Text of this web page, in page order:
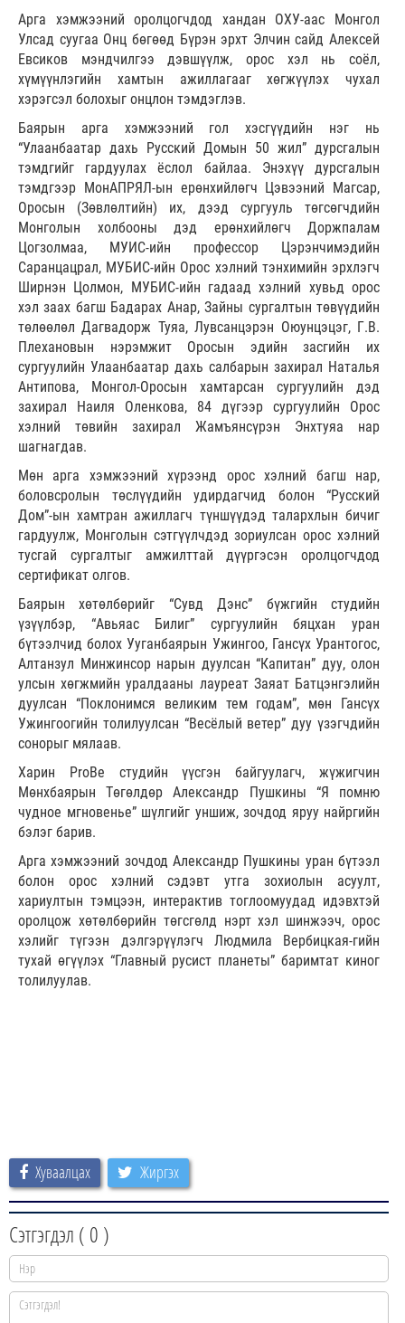
Арга хэмжээний оролцогчдод хандан ОХУ-аас Монгол
Улсад суугаа Онц бөгөөд Бүрэн эрхт Элчин сайд Алексей
Евсиков мэндчилгээ дэвшүүлж, орос хэл нь соёл,
хүмүүнлэгийн хамтын ажиллагааг хөгжүүлэх чухал
хэрэгсэл болохыг онцлон тэмдэглэв.
Баярын арга хэмжээний гол хэсгүүдийн нэг нь
“Улаанбаатар дахь Русский Домын 50 жил” дурсгалын
тэмдгийг гардуулах ёслол байлаа. Энэхүү дурсгалын
тэмдгээр МонАПРЯЛ-ын ерөнхийлөгч Цэвээний Магсар,
Оросын (Зөвлөлтийн) их, дээд сургууль төгсөгчдийн
Монголын холбооны дэд ерөнхийлөгч Доржпалам
Цогзолмаа, МУИС-ийн профессор Цэрэнчимэдийн
Саранцацрал, МУБИС-ийн Орос хэлний тэнхимийн эрхлэгч
Ширнэн Цолмон, МУБИС-ийн гадаад хэлний хувьд орос
хэл заах багш Бадарах Анар, Зайны сургалтын төвүүдийн
төлөөлөл Дагвадорж Туяа, Лувсанцэрэн Оюунцэцэг, Г.В.
Плехановын нэрэмжит Оросын эдийн засгийн их
сургуулийн Улаанбаатар дахь салбарын захирал Наталья
Антипова, Монгол-Оросын хамтарсан сургуулийн дэд
захирал Наиля Оленкова, 84 дүгээр сургуулийн Орос
хэлний төвийн захирал Жамъянсүрэн Энхтуяа нар
шагнагдав.
Мөн арга хэмжээний хүрээнд орос хэлний багш нар,
боловсролын төслүүдийн удирдагчид болон “Русский
Дом”-ын хамтран ажиллагч түншүүдэд талархлын бичиг
гардуулж, Монголын сэтгүүлчдэд зориулсан орос хэлний
тусгай сургалтыг амжилттай дүүргэсэн оролцогчдод
сертификат олгов.
Баярын хөтөлбөрийг “Сувд Дэнс” бүжгийн студийн
үзүүлбэр, “Авьяас Билиг” сургуулийн бяцхан уран
бүтээлчид болох Ууганбаярын Ужингоо, Гансүх Урантогос,
Алтанзул Минжинсор нарын дуулсан “Капитан” дуу, олон
улсын хөгжмийн уралдааны лауреат Заяат Батцэнгэлийн
дуулсан “Поклонимся великим тем годам”, мөн Гансүх
Ужингоогийн толилуулсан “Весёлый ветер” дуу үзэгчдийн
сонорыг мялаав.
Харин ProBe студийн үүсгэн байгуулагч, жүжигчин
Мөнхбаярын Төгөлдөр Александр Пушкины “Я помню
чудное мгновенье” шүлгийг уншиж, зочдод яруу найргийн
бэлэг барив.
Арга хэмжээний зочдод Александр Пушкины уран бүтээл
болон орос хэлний сэдэвт утга зохиолын асуулт,
хариултын тэмцээн, интерактив тоглоомуудад идэвхтэй
оролцож хөтөлбөрийн төгсгөлд нэрт хэл шинжээч, орос
хэлийг түгээн дэлгэрүүлэгч Людмила Вербицкая-гийн
тухай өгүүлэх “Главный русист планеты” баримтат киног
толилуулав.
Хуваалцах Жиргэх
Сэтгэгдэл ( 0 )